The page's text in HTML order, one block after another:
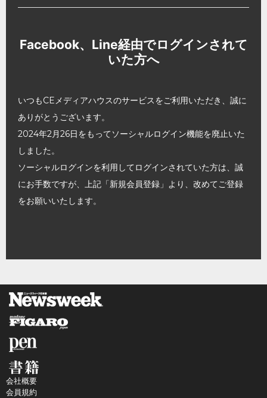
Facebook、Line経由でログインされて
いた方へ
いつもCEメディアハウスのサービスをご利用いただき、誠に
ありがとうございます。
2024年2月26日をもってソーシャルログイン機能を廃止いた
しました。
ソーシャルログインを利用してログインされていた方は、誠
にお手数ですが、上記「新規会員登録」より、改めてご登録
をお願いいたします。
会社概要
会員規約